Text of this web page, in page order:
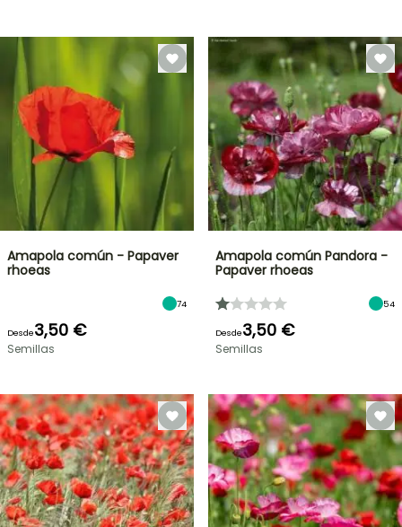
OFERTA
RELÁMPAGO
¡HASTA
UN
30
%
BULBOS
Amapola común - Papaver
rhoeas
74
Desde3,50 €
Semillas
Amapola común Pandora -
Papaver rhoeas
54
Desde3,50 €
Semillas